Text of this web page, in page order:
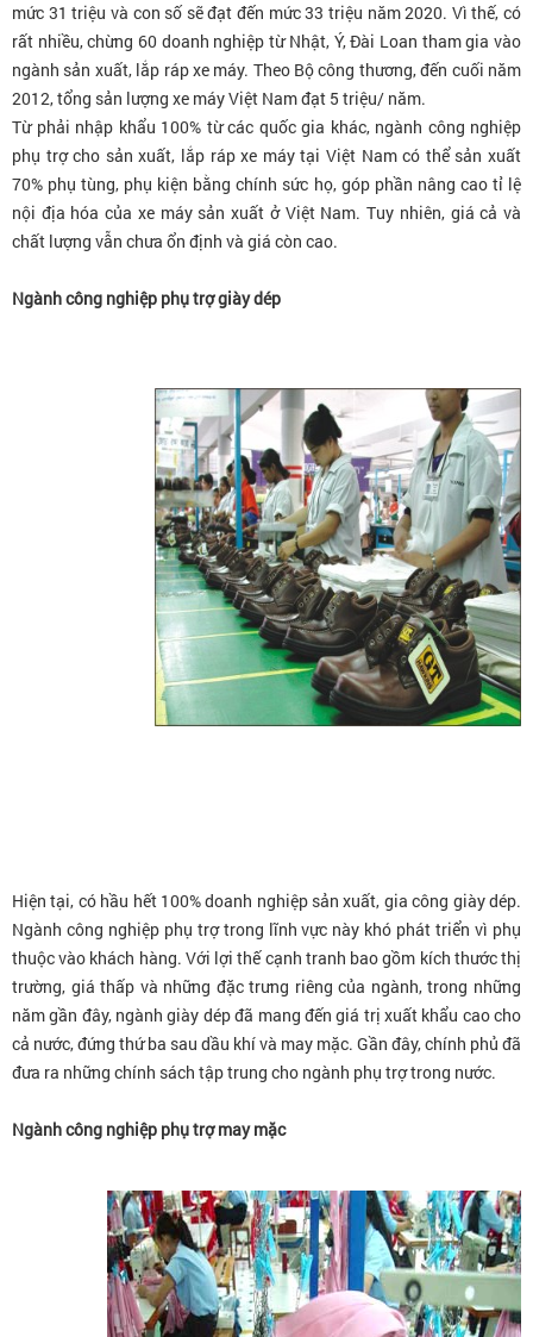
mức 31 triệu và con số sẽ đạt đến mức 33 triệu năm 2020. Vì thế, có
rất nhiều, chừng 60 doanh nghiệp từ Nhật, Ý, Đài Loan tham gia vào
ngành sản xuất, lắp ráp xe máy. Theo Bộ công thương, đến cuối năm
2012, tổng sản lượng xe máy Việt Nam đạt 5 triệu/ năm.
Từ phải nhập khẩu 100% từ các quốc gia khác, ngành công nghiệp
phụ trợ cho sản xuất, lắp ráp xe máy tại Việt Nam có thể sản xuất
70% phụ tùng, phụ kiện bằng chính sức họ, góp phần nâng cao tỉ lệ
nội địa hóa của xe máy sản xuất ở Việt Nam. Tuy nhiên, giá cả và
chất lượng vẫn chưa ổn định và giá còn cao.
Ngành công nghiệp phụ trợ giày dép
Hiện tại, có hầu hết 100% doanh nghiệp sản xuất, gia công giày dép.
Ngành công nghiệp phụ trợ trong lĩnh vực này khó phát triển vì phụ
thuộc vào khách hàng. Với lợi thế cạnh tranh bao gồm kích thước thị
trường, giá thấp và những đặc trưng riêng của ngành, trong những
năm gần đây, ngành giày dép đã mang đến giá trị xuất khẩu cao cho
cả nước, đứng thứ ba sau dầu khí và may mặc. Gần đây, chính phủ đã
đưa ra những chính sách tập trung cho ngành phụ trợ trong nước.
Ngành công nghiệp phụ trợ may mặc